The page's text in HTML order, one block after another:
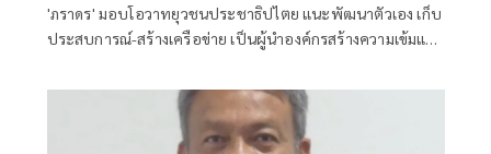
'ภราดร' มอบโอวาทยุวชนประชาธิปไตย แนะพัฒนาตัวเอง เก็บ
ประสบการณ์-สร้างเครือข่าย เป็นผู้นำองค์กรสร้างความเข้มแข็ง